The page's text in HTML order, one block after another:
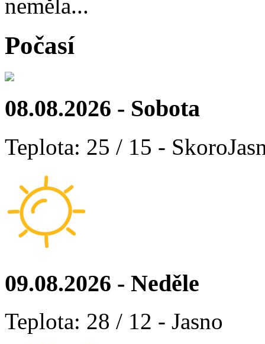
neměla...
Počasí
08.08.2026 - Sobota
Teplota: 25 / 15 -
09.08.2026 - Neděle
Teplota: 28 / 12 - Jasno